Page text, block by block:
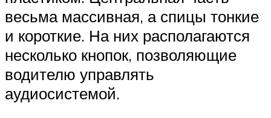
весьма массивная, а спицы тонкие
и короткие. На них располагаются
несколько кнопок, позволяющие
водителю управлять
аудиосистемой.